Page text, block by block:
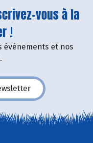
vous à la
!
événements et nos